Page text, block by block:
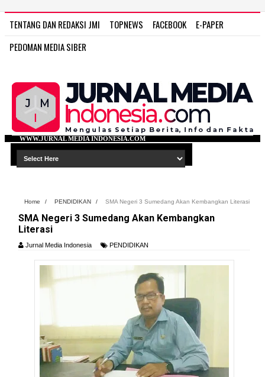
TENTANG DAN REDAKSI JMI TOPNEWS FACEBOOK
E-PAPER
PEDOMAN MEDIA SIBER
INDONESIA.COM
Home / PENDIDIKAN / SMA Negeri 3 Sumedang Akan Kembangkan Literasi
SMA Negeri 3 Sumedang Akan Kembangkan
Literasi
Jurnal Media Indonesia PENDIDIKAN